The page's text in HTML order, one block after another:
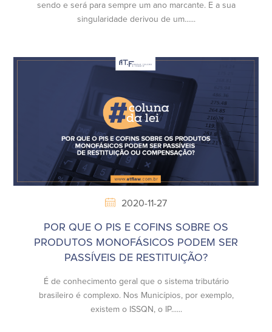
sendo e será para sempre um ano marcante. E a sua
singularidade derivou de um......
2020-11-27
POR QUE O PIS E COFINS SOBRE OS
PRODUTOS MONOFÁSICOS PODEM SER
PASSÍVEIS DE RESTITUIÇÃO?
É de conhecimento geral que o sistema tributário
brasileiro é complexo. Nos Municípios, por exemplo,
existem o ISSQN, o IP......